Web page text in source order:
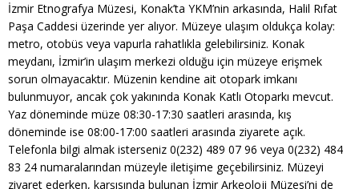
İzmir Etnografya Müzesi, Konak’ta YKM’nin arkasında, Halil Rıfat
Paşa Caddesi üzerinde yer alıyor. Müzeye ulaşım oldukça kolay:
metro, otobüs veya vapurla rahatlıkla gelebilirsiniz. Konak
meydanı, İzmir’in ulaşım merkezi olduğu için müzeye erişmek
sorun olmayacaktır. Müzenin kendine ait otopark imkanı
bulunmuyor, ancak çok yakınında Konak Katlı Otoparkı mevcut.
Yaz döneminde müze 08:30-17:30 saatleri arasında, kış
döneminde ise 08:00-17:00 saatleri arasında ziyarete açık.
Telefonla bilgi almak isterseniz 0(232) 489 07 96 veya 0(232) 484
83 24 numaralarından müzeyle iletişime geçebilirsiniz. Müzeyi
ziyaret ederken, karşısında bulunan İzmir Arkeoloji Müzesi’ni de